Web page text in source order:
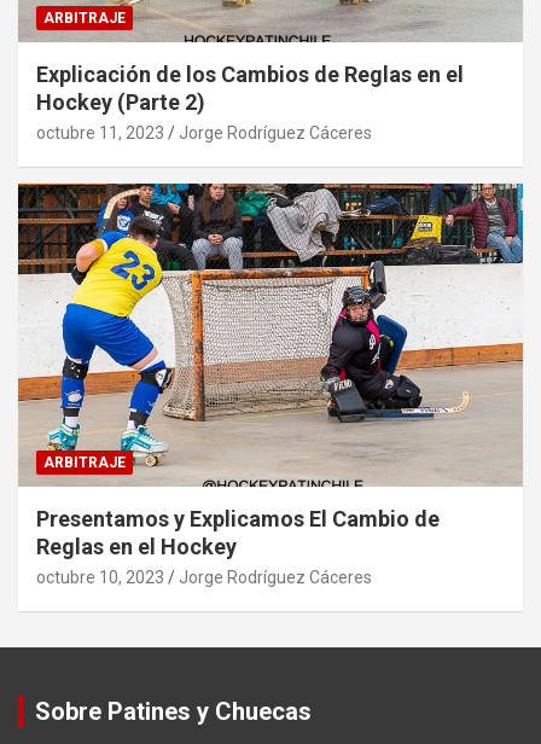
ARBITRAJE
Explicación de los Cambios de Reglas en el
Hockey (Parte 2)
octubre 11, 2023 Jorge Rodríguez Cáceres
ARBITRAJE
Presentamos y Explicamos El Cambio de
Reglas en el Hockey
octubre 10, 2023 Jorge Rodríguez Cáceres
Sobre Patines y Chuecas